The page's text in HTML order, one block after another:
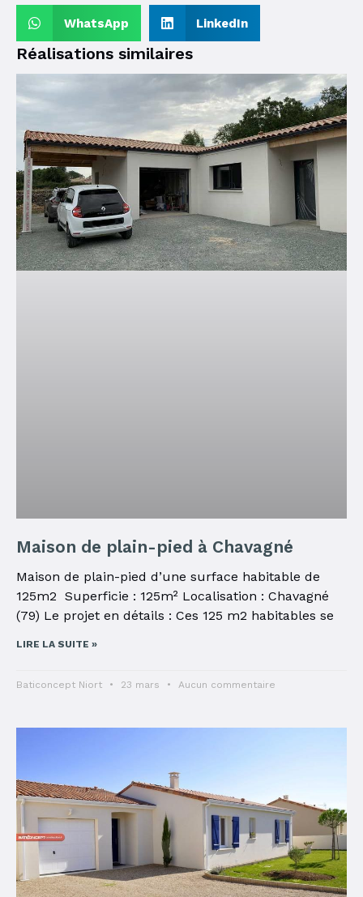
WhatsApp LinkedIn
Réalisations similaires
Maison de plain-pied à Chavagné
Maison de plain-pied d’une surface habitable de
125m2 Superficie : 125m² Localisation : Chavagné
(79) Le projet en détails : Ces 125 m2 habitables se
LIRE LA SUITE »
Baticoncept Niort 23 mars Aucun commentaire